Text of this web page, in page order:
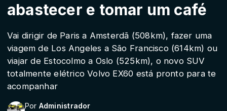
abastecer e tomar um café
Vai dirigir de Paris a Amsterdã (508km), fazer uma
viagem de Los Angeles a São Francisco (614km) ou
viajar de Estocolmo a Oslo (525km), o novo SUV
totalmente elétrico Volvo EX60 está pronto para te
acompanhar
Por Administrador